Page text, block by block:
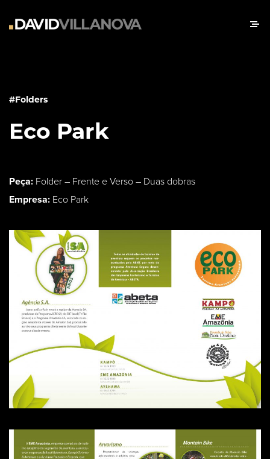
#Folders
Eco Park
Peça: Folder – Frente e Verso – Duas dobras
Empresa: Eco Park